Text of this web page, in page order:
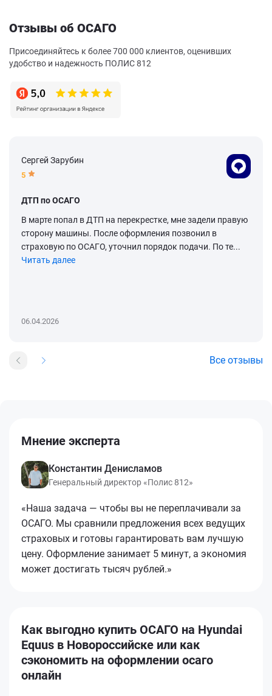
Отзывы об ОСАГО
Присоединяйтесь к более 700 000 клиентов, оценивших
удобство и надежность ПОЛИС 812
Сергей Зарубин
5
ДТП по ОСАГО
В марте попал в ДТП на перекрестке, мне задели правую
сторону машины. После оформления позвонил в
страховую по ОСАГО, уточнил порядок подачи. По те...
Читать далее
06.04.2026
Все отзывы
Мнение эксперта
Константин Денисламов
Генеральный директор «Полис 812»
«Наша задача — чтобы вы не переплачивали за
ОСАГО. Мы сравнили предложения всех ведущих
страховых и готовы гарантировать вам лучшую
цену. Оформление занимает 5 минут, а экономия
может достигать тысяч рублей.»
Как выгодно купить ОСАГО на Hyundai
Equus в Новороссийске или как
сэкономить на оформлении осаго
онлайн